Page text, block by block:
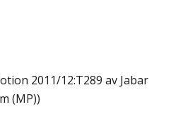
2011/12:T289 av Jabar
(MP))